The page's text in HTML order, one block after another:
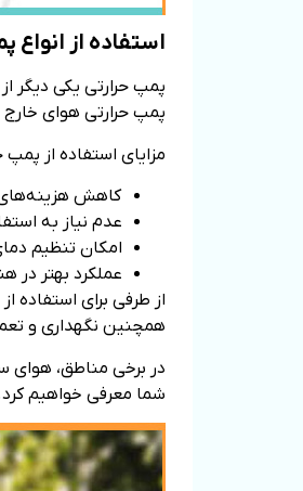
استفاده از
پمپ حرارتی یکی دیگر
پمپ حرارتی هوای خارج
مزایای استفاده از پمپ
کاهش
عدم نیاز به
امکان تنظیم
عملکرد بهتر در
از طرفی برای استفاده
همچنین نگهداری و
در برخی مناطق، هوای
شما معرفی خواهیم